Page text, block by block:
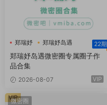
郑瑞妤
郑瑞妤岛遇
郑瑞妤微博
22期
郑瑞妤岛遇微密圈专属圈子作
品合集
2026-08-07 VIP
微密圈
VIP